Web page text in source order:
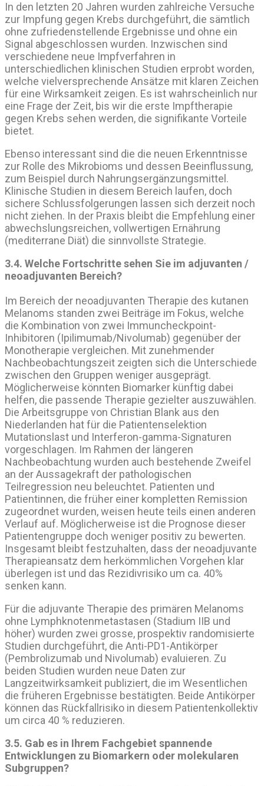
In den letzten 20 Jahren wurden zahlreiche Versuche
zur Impfung gegen Krebs durchgeführt, die sämtlich
ohne zufriedenstellende Ergebnisse und ohne ein
Signal abgeschlossen wurden. Inzwischen sind
verschiedene neue Impfverfahren in
unterschiedlichen klinischen Studien erprobt worden,
welche vielversprechende Ansätze mit klaren Zeichen
für eine Wirksamkeit zeigen. Es ist wahrscheinlich nur
eine Frage der Zeit, bis wir die erste Impftherapie
gegen Krebs sehen werden, die signifikante Vorteile
bietet.
Ebenso interessant sind die die neuen Erkenntnisse
zur Rolle des Mikrobioms und dessen Beeinflussung,
zum Beispiel durch Nahrungsergänzungsmittel.
Klinische Studien in diesem Bereich laufen, doch
sichere Schlussfolgerungen lassen sich derzeit noch
nicht ziehen. In der Praxis bleibt die Empfehlung einer
abwechslungsreichen, vollwertigen Ernährung
(mediterrane Diät) die sinnvollste Strategie.
3.4. Welche Fortschritte sehen Sie im adjuvanten /
neoadjuvanten Bereich?
Im Bereich der neoadjuvanten Therapie des kutanen
Melanoms standen zwei Beiträge im Fokus, welche
die Kombination von zwei Immuncheckpoint-
Inhibitoren (Ipilimumab/Nivolumab) gegenüber der
Monotherapie vergleichen. Mit zunehmender
Nachbeobachtungszeit zeigten sich die Unterschiede
zwischen den Gruppen weniger ausgeprägt.
Möglicherweise könnten Biomarker künftig dabei
helfen, die passende Therapie gezielter auszuwählen.
Die Arbeitsgruppe von Christian Blank aus den
Niederlanden hat für die Patientenselektion
Mutationslast und Interferon-gamma-Signaturen
vorgeschlagen. Im Rahmen der längeren
Nachbeobachtung wurden auch bestehende Zweifel
an der Aussagekraft der pathologischen
Teilregression neu beleuchtet. Patienten und
Patientinnen, die früher einer kompletten Remission
zugeordnet wurden, weisen heute teils einen anderen
Verlauf auf. Möglicherweise ist die Prognose dieser
Patientengruppe doch weniger positiv zu bewerten.
Insgesamt bleibt festzuhalten, dass der neoadjuvante
Therapieansatz dem herkömmlichen Vorgehen klar
überlegen ist und das Rezidivrisiko um ca. 40%
senken kann.
Für die adjuvante Therapie des primären Melanoms
ohne Lymphknotenmetastasen (Stadium IIB und
höher) wurden zwei grosse, prospektiv randomisierte
Studien durchgeführt, die Anti-PD1-Antikörper
(Pembrolizumab und Nivolumab) evaluieren. Zu
beiden Studien wurden neue Daten zur
Langzeitwirksamkeit publiziert, die im Wesentlichen
die früheren Ergebnisse bestätigten. Beide Antikörper
können das Rückfallrisiko in diesem Patientenkollektiv
um circa 40 % reduzieren.
3.5. Gab es in Ihrem Fachgebiet spannende
Entwicklungen zu Biomarkern oder molekularen
Subgruppen?